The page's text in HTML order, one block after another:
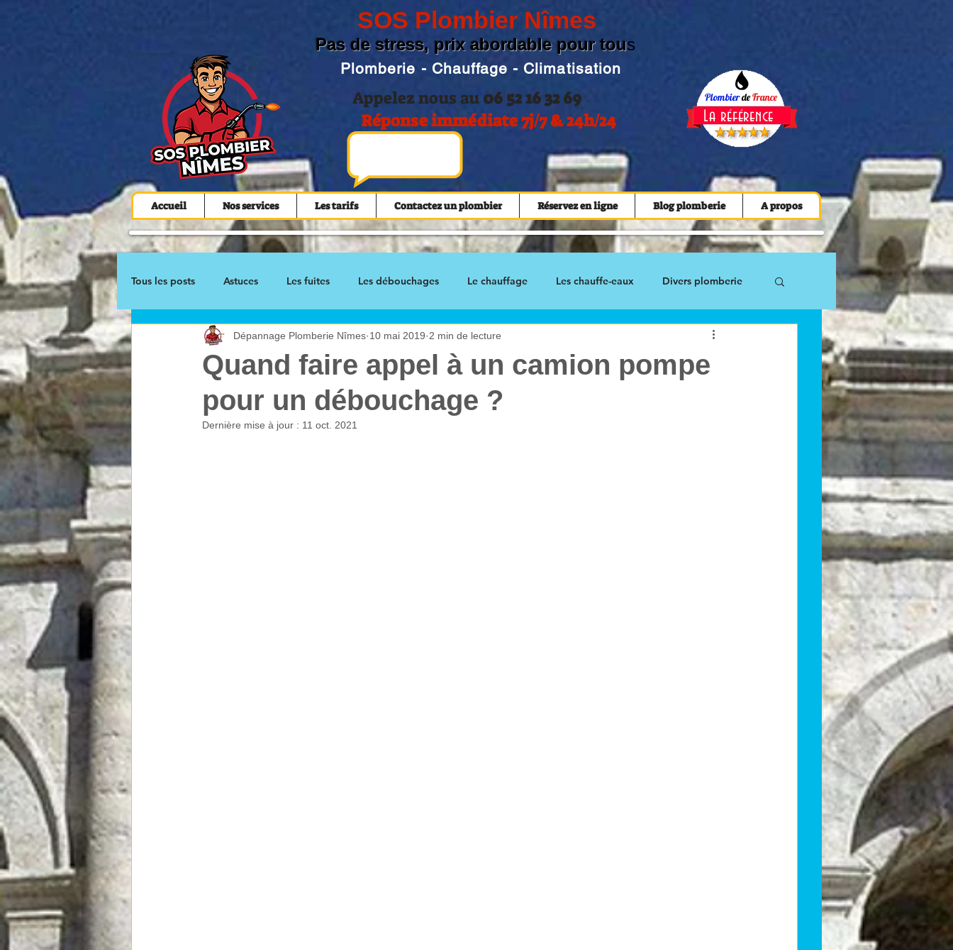
Appelez nous au 06 52 16 32 69
Réponse immédiate 7j/7 & 24h/24
SOS Plombier Nîmes
PlombierdeFrance
Pas de stress, prix abordable pour tous
La référence
Plomberie - Chauffage - Climatisation
Accueil Nos services Les tarifs Contactez un plombier Réservez en ligne Blog plomberie A propos
Tous les posts Astuces Les fuites Les débouchages Le chauffage Les chauffe-eaux Divers plomberie
Les climatiseurs Les éléments sanitaires
Quand faire appel à un camion pompe
pour un débouchage ?
Dépannage Plomberie Nîmes 10 mai 2019 2 min de lecture
Dernière mise à jour : 11 oct. 2021